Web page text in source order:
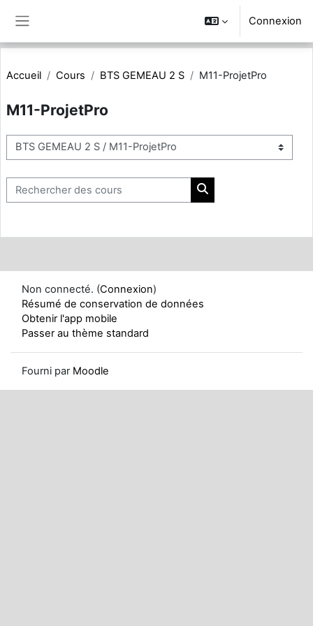
Connexion
Accueil Cours BTS GEMEAU 2 S M11-ProjetPro
M11-ProjetPro
Catégories de cours
Rechercher des cours
Rechercher des cours
Non connecté. (Connexion)
Résumé de conservation de données
Obtenir l'app mobile
Passer au thème standard
Fourni par Moodle